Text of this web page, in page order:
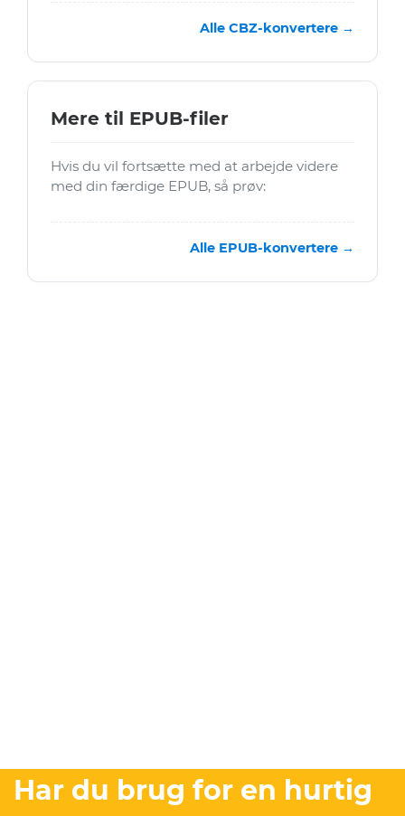
Alle CBZ-konvertere →
Mere til EPUB-filer
Hvis du vil fortsætte med at arbejde videre
med din færdige EPUB, så prøv:
Alle EPUB-konvertere →
Har du brug for en hurtig